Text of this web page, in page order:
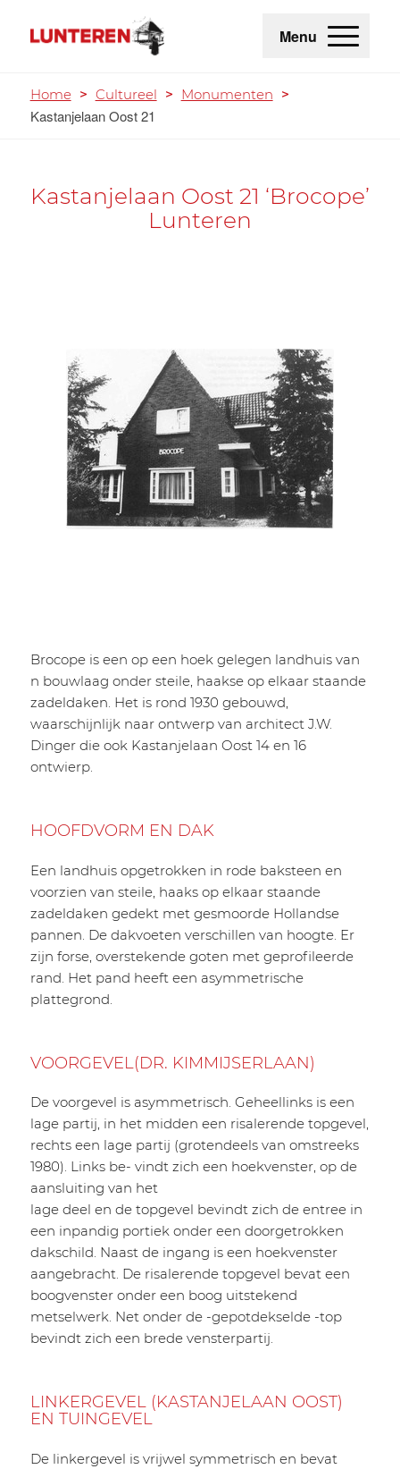
Menu
Home > Cultureel > Monumenten >
Kastanjelaan Oost 21
Kastanjelaan Oost 21 ‘Brocope’
Lunteren
Brocope is een op een hoek gelegen landhuis van
n bouwlaag onder steile, haakse op elkaar staande
zadeldaken. Het is rond 1930 gebouwd,
waarschijnlijk naar ontwerp van architect J.W.
Dinger die ook Kastanjelaan Oost 14 en 16
ontwierp.
HOOFDVORM EN DAK
Een landhuis opgetrokken in rode baksteen en
voorzien van steile, haaks op elkaar staande
zadeldaken gedekt met gesmoorde Hollandse
pannen. De dakvoeten verschillen van hoogte. Er
zijn forse, overstekende goten met geprofileerde
rand. Het pand heeft een asymmetrische
plattegrond.
VOORGEVEL(DR. KIMMIJSERLAAN)
De voorgevel is asymmetrisch. Geheellinks is een
lage partij, in het midden een risalerende topgevel,
rechts een lage partij (grotendeels van omstreeks
1980). Links be- vindt zich een hoekvenster, op de
aansluiting van het
lage deel en de topgevel bevindt zich de entree in
een inpandig portiek onder een doorgetrokken
dakschild. Naast de ingang is een hoekvenster
aangebracht. De risalerende topgevel bevat een
boogvenster onder een boog uitstekend
metselwerk. Net onder de -gepotdekselde -top
bevindt zich een brede vensterpartij.
LINKERGEVEL (KASTANJELAAN OOST)
EN TUINGEVEL
De linkergevel is vrijwel symmetrisch en bevat